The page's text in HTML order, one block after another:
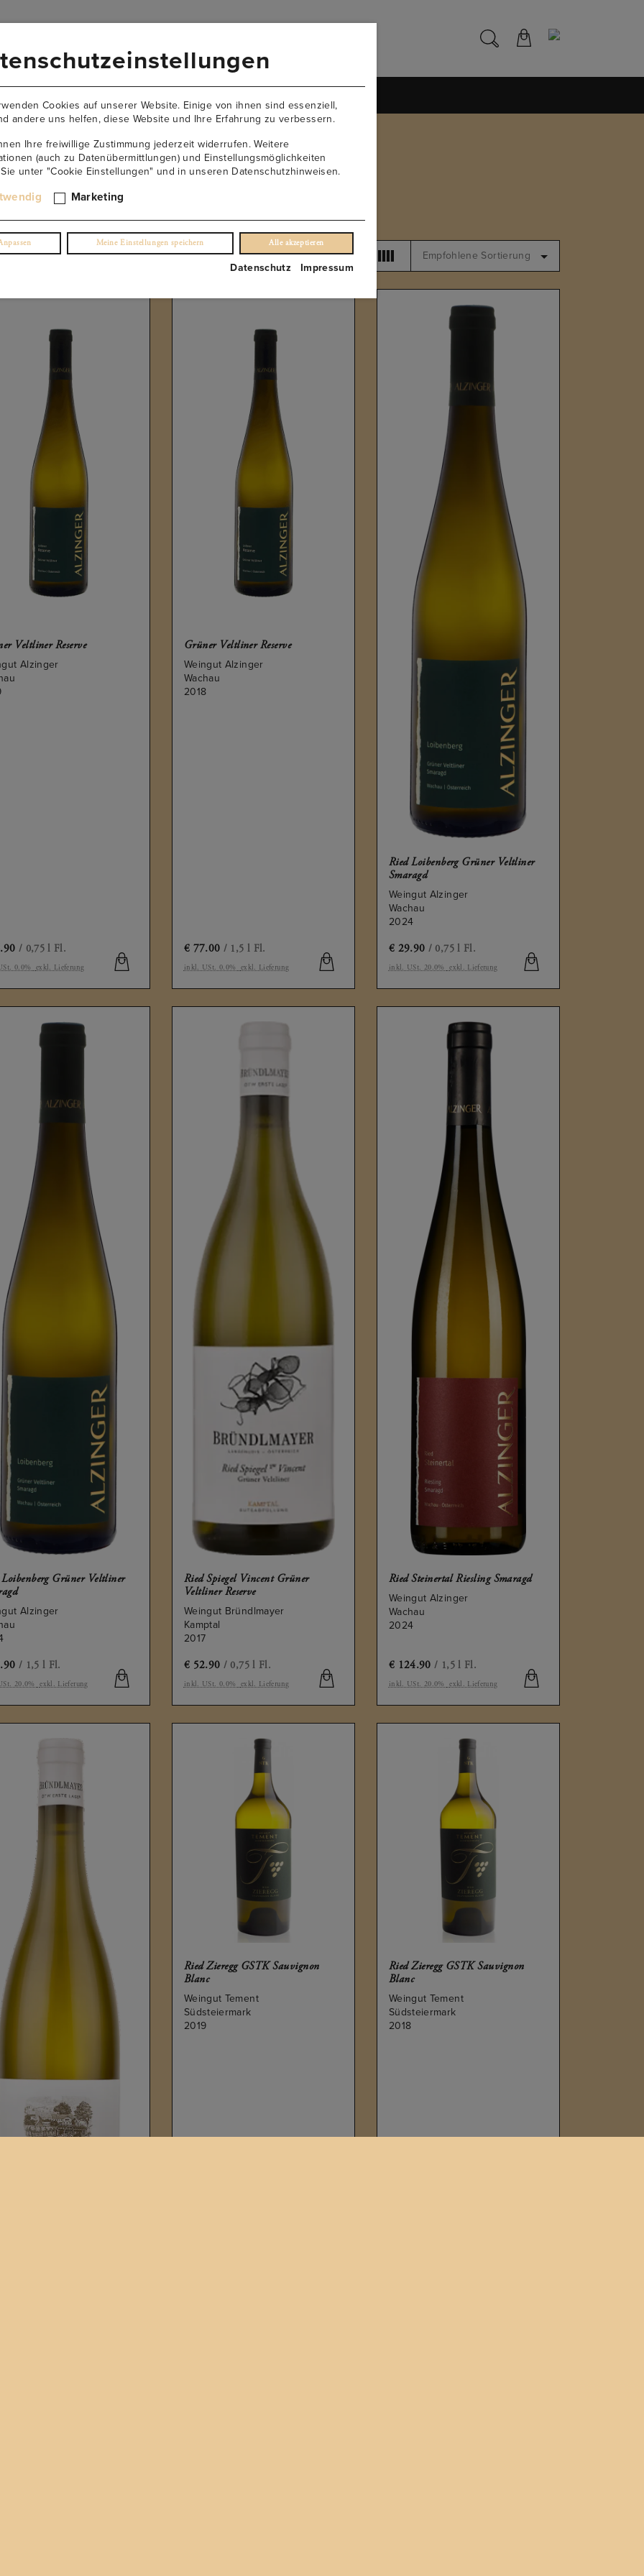
anzeigen1 – 12of21 Empfohlene Sortierung
Veltliner Reserve
Alzinger
/ 0,75 l Fl.
0.0% exkl. Lieferung
Grüner Veltliner Reserve
Weingut Alzinger
Wachau
2018
€ 77.00 / 1,5 l Fl.
inkl. USt. 0.0% exkl. Lieferung
Ried Loibenberg Grüner Veltliner
Smaragd
Weingut Alzinger
Wachau
2024
€ 29.90 / 0,75 l Fl.
inkl. USt. 20.0% exkl. Lieferung
Grüner Veltliner
Alzinger
/ 1,5 l Fl.
20.0% exkl. Lieferung
Ried Spiegel Vincent Grüner
Veltliner Reserve
Weingut Bründlmayer
Kamptal
2017
€ 52.90 / 0,75 l Fl.
inkl. USt. 0.0% exkl. Lieferung
Ried Steinertal Riesling Smaragd
Weingut Alzinger
Wachau
2024
€ 124.90 / 1,5 l Fl.
inkl. USt. 20.0% exkl. Lieferung
Ried Zieregg GSTK Sauvignon
Blanc
Weingut Tement
Südsteiermark
2019
Ried Zieregg GSTK Sauvignon
Blanc
Weingut Tement
Südsteiermark
2018
Cookies auf unserer Website. Einige von ihnen sind essenziell,
andere uns helfen, diese Website und Ihre Erfahrung zu verbessern.
Ihre freiwillige Zustimmung jederzeit widerrufen. Weitere
(auch zu Datenübermittlungen) und Einstellungsmöglichkeiten
unter "Cookie Einstellungen" und in unseren Datenschutzhinweisen.
Marketing
Meine Einstellungen speichern Alle akzeptieren
Datenschutz Impressum